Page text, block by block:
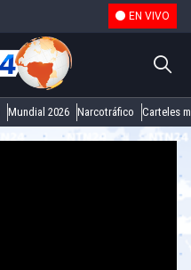
EN VIVO
Mundial 2026 Narcotráfico Carteles